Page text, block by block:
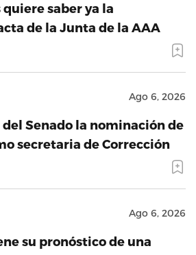
saber ya la
de la Junta de la AAA
Ago 6, 2026
Senado la nominación de
secretaria de Corrección
Ago 6, 2026
su pronóstico de una